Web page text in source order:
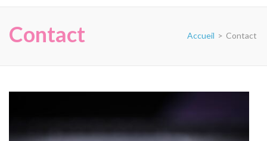
Contact Accueil > Contact